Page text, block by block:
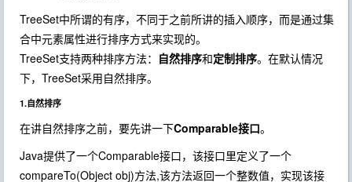
TreeSet中所谓的有序，不同于之前所讲的插入顺序，而是通过集
合中元素属性进行排序方式来实现的。
TreeSet支持两种排序方法： 自然排序和定制排序。在默认情况
下，TreeSet采用自然排序。
1.自然排序
在讲自然排序之前，要先讲一下Comparable接口。
Java提供了一个Comparable接口，该接口里定义了一个
compareTo(Object obj)方法,该方法返回一个整数值，实现该接